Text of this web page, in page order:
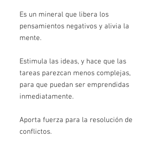
Es un mineral que libera los
pensamientos negativos y alivia la
mente.
Estimula las ideas, y hace que las
tareas parezcan menos complejas,
para que puedan ser emprendidas
inmediatamente.
Aporta fuerza para la resolución de
conflictos.